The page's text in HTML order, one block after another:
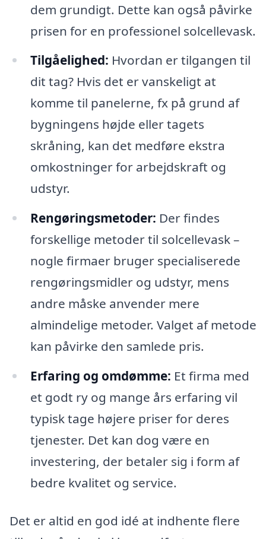
dem grundigt. Dette kan også påvirke
prisen for en professionel solcellevask.
Tilgåelighed: Hvordan er tilgangen til
dit tag? Hvis det er vanskeligt at
komme til panelerne, fx på grund af
bygningens højde eller tagets
skråning, kan det medføre ekstra
omkostninger for arbejdskraft og
udstyr.
Rengøringsmetoder: Der findes
forskellige metoder til solcellevask –
nogle firmaer bruger specialiserede
rengøringsmidler og udstyr, mens
andre måske anvender mere
almindelige metoder. Valget af metode
kan påvirke den samlede pris.
Erfaring og omdømme: Et firma med
et godt ry og mange års erfaring vil
typisk tage højere priser for deres
tjenester. Det kan dog være en
investering, der betaler sig i form af
bedre kvalitet og service.
Det er altid en god idé at indhente flere